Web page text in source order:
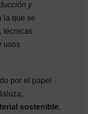
y
la que se
técnicas
usos
por el papel
sostenible,